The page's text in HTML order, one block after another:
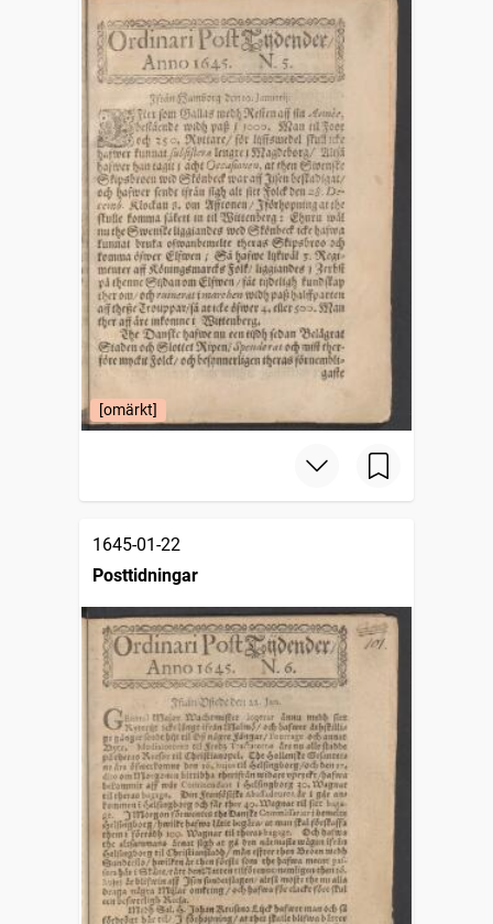
[omärkt]
1645-01-22
Posttidningar